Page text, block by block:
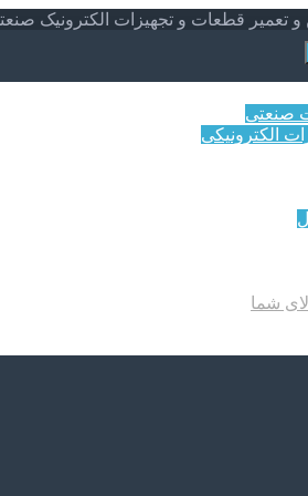
تعمیر قطعات و تجهیزات الکترونیک
صنعتی
الکترونیکی
شما